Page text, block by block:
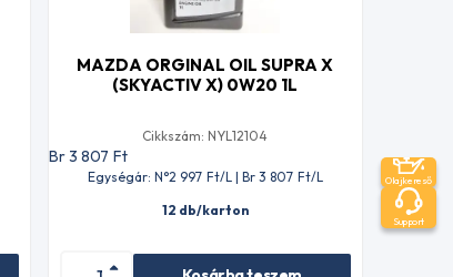
MAZDA ORGINAL OIL SUPRA X
(SKYACTIV X) 0W20 1L
Cikkszám: NYL12104
Br 3 807 Ft
Egységár: N°2 997 Ft/L | Br 3 807 Ft/L
12 db/karton
Olajkereső
Support